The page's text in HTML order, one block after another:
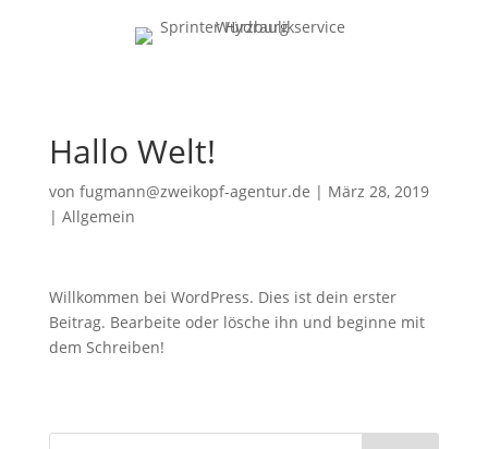
Hallo Welt!
von fugmann@zweikopf-agentur.de | März 28, 2019
| Allgemein
Willkommen bei WordPress. Dies ist dein erster
Beitrag. Bearbeite oder lösche ihn und beginne mit
dem Schreiben!